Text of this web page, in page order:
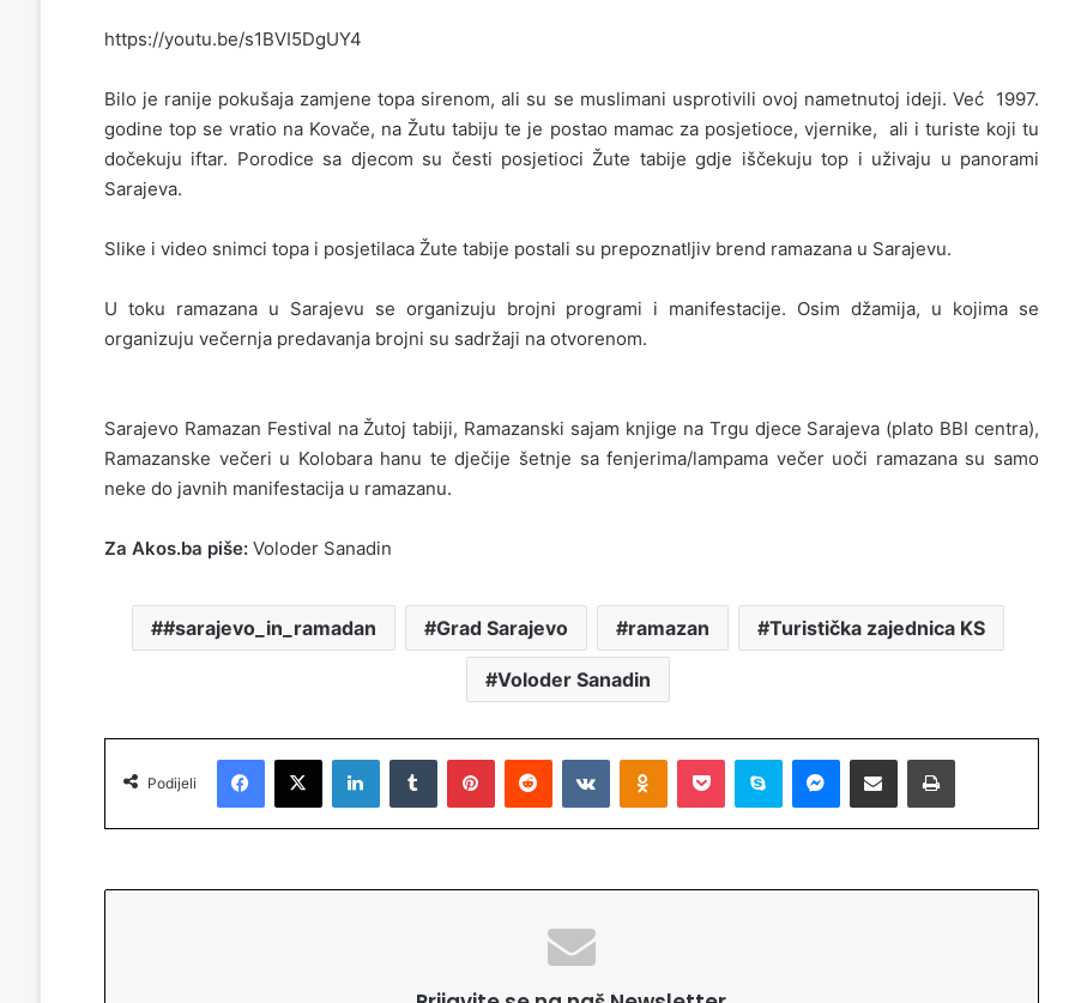
https://youtu.be/s1BVI5DgUY4
Bilo je ranije pokušaja zamjene topa sirenom, ali su se muslimani usprotivili ovoj nametnutoj ideji. Već 1997.
godine top se vratio na Kovače, na Žutu tabiju te je postao mamac za posjetioce, vjernike, ali i turiste koji tu
dočekuju iftar. Porodice sa djecom su česti posjetioci Žute tabije gdje iščekuju top i uživaju u panorami
Sarajeva.
Slike i video snimci topa i posjetilaca Žute tabije postali su prepoznatljiv brend ramazana u Sarajevu.
U toku ramazana u Sarajevu se organizuju brojni programi i manifestacije. Osim džamija, u kojima se
organizuju večernja predavanja brojni su sadržaji na otvorenom.
Sarajevo Ramazan Festival na Žutoj tabiji, Ramazanski sajam knjige na Trgu djece Sarajeva (plato BBI centra),
Ramazanske večeri u Kolobara hanu te dječije šetnje sa fenjerima/lampama večer uoči ramazana su samo
neke do javnih manifestacija u ramazanu.
Za Akos.ba piše:Voloder Sanadin
#sarajevo_in_ramadan Grad Sarajevo ramazan Turistička zajednica KS
Voloder Sanadin
Podijeli
Facebook X LinkedIn Tumblr Pinterest Reddit VKontakte Odnoklassniki Pocket Skype Messenger Podijeli putem Emaila Printaj